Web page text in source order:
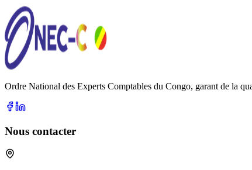
Ordre National des Experts Comptables du Congo, garant de la
Nous contacter